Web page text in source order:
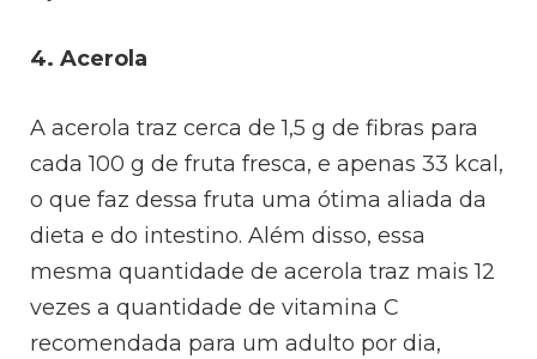
4. Acerola
A acerola traz cerca de 1,5 g de fibras para
cada 100 g de fruta fresca, e apenas 33 kcal,
o que faz dessa fruta uma ótima aliada da
dieta e do intestino. Além disso, essa
mesma quantidade de acerola traz mais 12
vezes a quantidade de vitamina C
recomendada para um adulto por dia,